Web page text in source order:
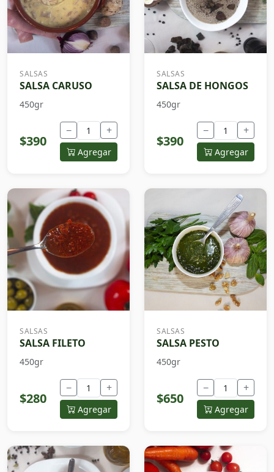
SALSAS
SALSA CARUSO
450gr
$390
− +
Agregar
SALSAS
SALSA DE HONGOS
450gr
$390
− +
Agregar
SALSAS
SALSA FILETO
450gr
$280
− +
Agregar
SALSAS
SALSA PESTO
450gr
$650
− +
Agregar